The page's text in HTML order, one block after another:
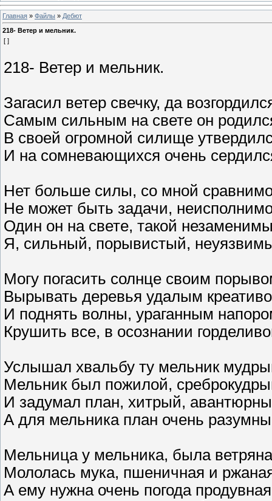
Главная » Файлы » Дебют
218- Ветер и мельник.
[ ]
218- Ветер и мельник.
Загасил ветер свечку, да
Самым сильным на свете он
В своей огромной силище
И на сомневающихся очень
Нет больше силы, со мной
Не может быть задачи,
Один он на свете, такой
Я, сильный, порывистый,
Могу погасить солнце своим
Вырывать деревья удалым
И поднять волны, ураганным
Крушить все, в осознании
Услышал хвальбу ту мельник
Мельник был пожилой,
И задумал план, хитрый,
А для мельника план очень
Мельница у мельника, была
Мололась мука, пшеничная и
А ему нужна очень погода продувная